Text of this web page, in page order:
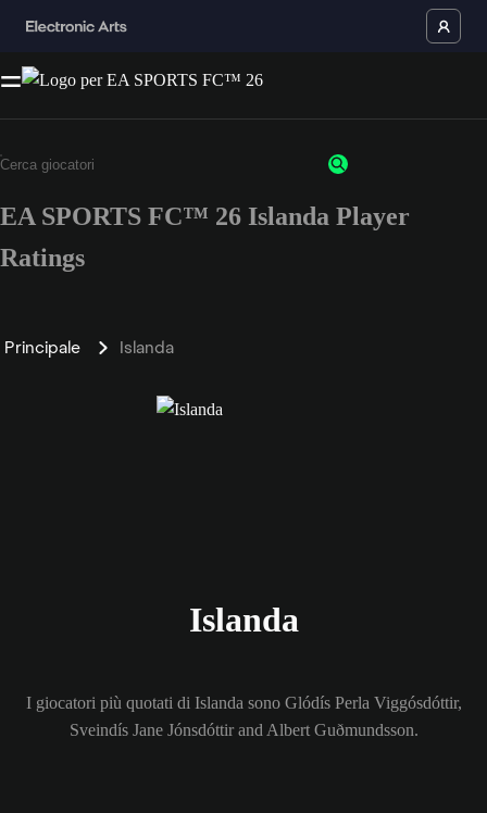
EA SPORTS FC™ 26 Islanda Player
Ratings
Principale Islanda
Islanda
I giocatori più quotati di Islanda sono Glódís Perla Viggósdóttir,
Sveindís Jane Jónsdóttir and Albert Guðmundsson.